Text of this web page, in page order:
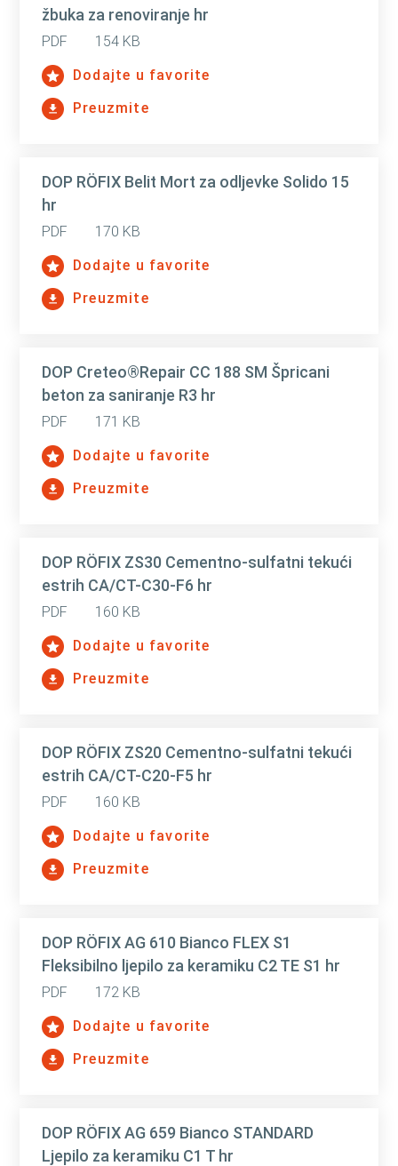
žbuka za renoviranje hr
PDF
154 KB
Dodajte u favorite
Preuzmite
DOP RÖFIX Belit Mort za odljevke Solido 15
hr
PDF
170 KB
Dodajte u favorite
Preuzmite
DOP Creteo®Repair CC 188 SM Špricani
beton za saniranje R3 hr
PDF
171 KB
Dodajte u favorite
Preuzmite
DOP RÖFIX ZS30 Cementno-sulfatni tekući
estrih CA/CT-C30-F6 hr
PDF
160 KB
Dodajte u favorite
Preuzmite
DOP RÖFIX ZS20 Cementno-sulfatni tekući
estrih CA/CT-C20-F5 hr
PDF
160 KB
Dodajte u favorite
Preuzmite
DOP RÖFIX AG 610 Bianco FLEX S1
Fleksibilno ljepilo za keramiku C2 TE S1 hr
PDF
172 KB
Dodajte u favorite
Preuzmite
DOP RÖFIX AG 659 Bianco STANDARD
Ljepilo za keramiku C1 T hr